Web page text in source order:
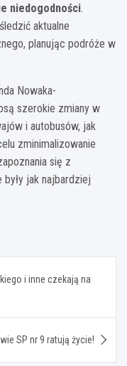
niedogodności.
aktualne
planując podróże w
Nowaka-
szerokie zmiany w
i autobusów, jak
zminimalizowanie
się z
jak najbardziej
i inne czekają na
SP nr 9 ratują życie!